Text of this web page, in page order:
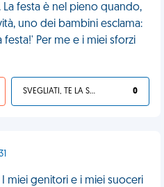
festa è nel pieno quando,
uno dei bambini esclama:
Per me e i miei sforzi
SVEGLIATI, TE LA SEI CERCATA! 0
miei genitori e i miei suoceri